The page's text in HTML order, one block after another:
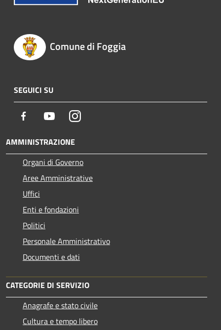
Comune di Foggia
SEGUICI SU
Facebook YoutubeInstagram
AMMINISTRAZIONE
Organi di Governo
Aree Amministrative
Uffici
Enti e fondazioni
Politici
Personale Amministrativo
Documenti e dati
CATEGORIE DI SERVIZIO
Anagrafe e stato civile
Cultura e tempo libero